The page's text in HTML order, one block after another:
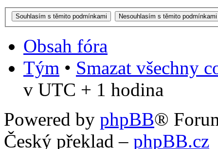
Obsah fóra
Tým • Smazat všechny
v UTC + 1 hodina
Powered by phpBB®
Český překlad – phpBB.cz